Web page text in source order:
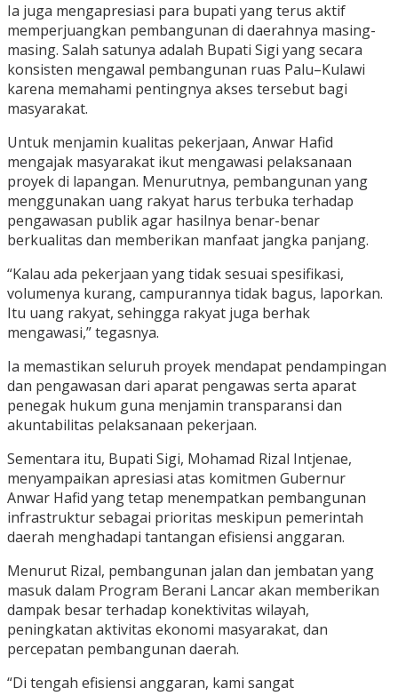
Ia juga mengapresiasi para bupati yang terus aktif
memperjuangkan pembangunan di daerahnya masing-
masing. Salah satunya adalah Bupati Sigi yang secara
konsisten mengawal pembangunan ruas Palu–Kulawi
karena memahami pentingnya akses tersebut bagi
masyarakat.
Untuk menjamin kualitas pekerjaan, Anwar Hafid
mengajak masyarakat ikut mengawasi pelaksanaan
proyek di lapangan. Menurutnya, pembangunan yang
menggunakan uang rakyat harus terbuka terhadap
pengawasan publik agar hasilnya benar-benar
berkualitas dan memberikan manfaat jangka panjang.
“Kalau ada pekerjaan yang tidak sesuai spesifikasi,
volumenya kurang, campurannya tidak bagus, laporkan.
Itu uang rakyat, sehingga rakyat juga berhak
mengawasi,” tegasnya.
Ia memastikan seluruh proyek mendapat pendampingan
dan pengawasan dari aparat pengawas serta aparat
penegak hukum guna menjamin transparansi dan
akuntabilitas pelaksanaan pekerjaan.
Sementara itu, Bupati Sigi, Mohamad Rizal Intjenae,
menyampaikan apresiasi atas komitmen Gubernur
Anwar Hafid yang tetap menempatkan pembangunan
infrastruktur sebagai prioritas meskipun pemerintah
daerah menghadapi tantangan efisiensi anggaran.
Menurut Rizal, pembangunan jalan dan jembatan yang
masuk dalam Program Berani Lancar akan memberikan
dampak besar terhadap konektivitas wilayah,
peningkatan aktivitas ekonomi masyarakat, dan
percepatan pembangunan daerah.
“Di tengah efisiensi anggaran, kami sangat